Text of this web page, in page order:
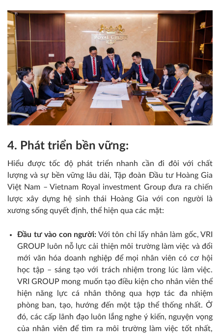
4. Phát triển bền vững:
Hiểu được tốc độ phát triển nhanh cần đi đôi với chất
lượng và sự bền vững lâu dài, Tập đoàn Đầu tư Hoàng Gia
Việt Nam – Vietnam Royal investment Group đưa ra chiến
lược xây dựng hệ sinh thái Hoàng Gia với con người là
xương sống quyết định, thể hiện qua các mặt:
Đầu tư vào con người: Với tôn chỉ lấy nhân làm gốc, VRI
GROUP luôn nỗ lực cải thiện môi trường làm việc và đổi
mới văn hóa doanh nghiệp để mọi nhân viên có cơ hội
học tập – sáng tạo với trách nhiệm trong lúc làm việc.
VRI GROUP mong muốn tạo điều kiện cho nhân viên thể
hiện năng lực cá nhân thông qua hợp tác đa nhiệm
phòng ban, tạo, hướng đến một tập thể thống nhất. Ở
đó, các cấp lãnh đạo luôn lắng nghe ý kiến, nguyện vọng
của nhân viên để tìm ra môi trường làm việc tốt nhất,